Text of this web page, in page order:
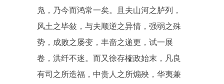
凫，乃今而鸿常一矣。且夫山河之胪列，
风土之毕敍，与夫顺逆之异情，强弱之殊
势，成败之屡变，丰啬之递更，试一展
卷，洪纤不迷。而又徐存榷政始末，凡良
有司之所造福，中贵人之所煽殃，华夷兼